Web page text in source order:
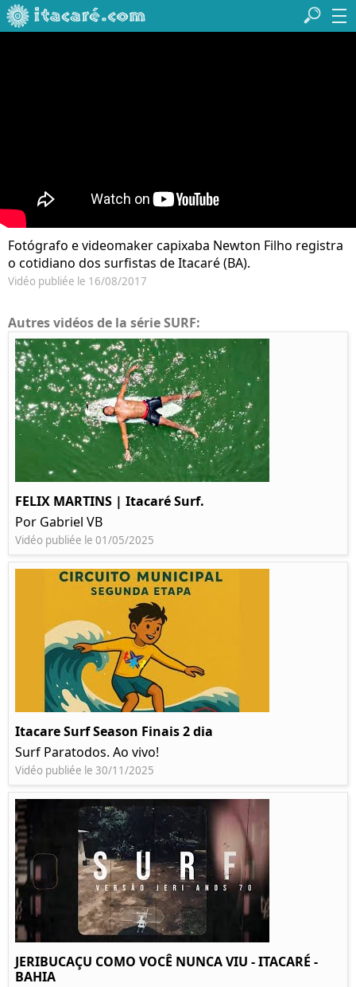
Fotógrafo e videomaker capixaba Newton Filho registra
o cotidiano dos surfistas de Itacaré (BA).
Vidéo publiée le 16/08/2017
Autres vidéos de la série SURF:
FELIX MARTINS | Itacaré Surf.
Por Gabriel VB
Vidéo publiée le 01/05/2025
Itacare Surf Season Finais 2 dia
Surf Paratodos. Ao vivo!
Vidéo publiée le 30/11/2025
JERIBUCAÇU COMO VOCÊ NUNCA VIU - ITACARÉ -
BAHIA